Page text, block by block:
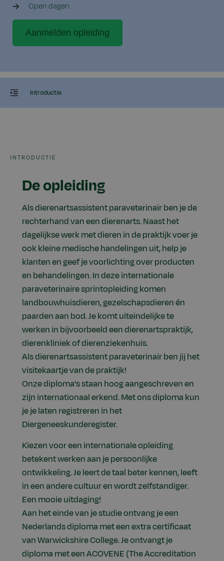
Open dagen
Aanmelden opleiding
Introductie
INTRODUCTIE
De opleiding
Als dierenartsassistent paraveterinair ben je de
rechterhand van een dierenarts. Naast het
dagelijkse werk met dieren in de praktijk voer je
ook kleine medische handelingen uit, help je
klanten en geef je voorlichting over producten
en behandelingen. In deze internationale
paraveterinaire sprintopleiding komen
landbouwhuisdieren, gezelschapsdieren én
paarden aan bod. Je komt uiteindelijke te
werken in bijvoorbeeld een dierenartspraktijk,
dierenkliniek of dierenziekenhuis.
Als dierenartsassistent paraveterinair ben jij het
visitekaartje van de praktijk!
Onze diploma's staan hoog aangeschreven en
zijn internationaal erkend. Met ons diploma kun
je je laten registreren in het
Diergeneeskunderegister.
Kiezen voor een internationale opleiding
betekent werken aan je persoonlijke
ontwikkeling. Je leert de taal beter kennen, leeft
in een andere cultuur en wordt zelfstandiger.
Een mooie uitdaging!
Aan het einde van je studie ontvang je een
Nederlands diploma met een extra certificaat
van Warwickshire College. Je ontvangt je
diploma met een ACOVENE (The Accreditation